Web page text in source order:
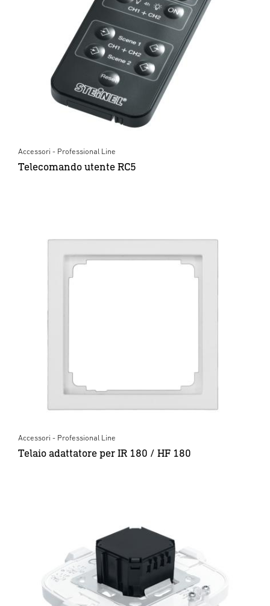
Accessori - Professional Line
Telecomando utente RC5
Accessori - Professional Line
Telaio adattatore per IR 180 / HF 180